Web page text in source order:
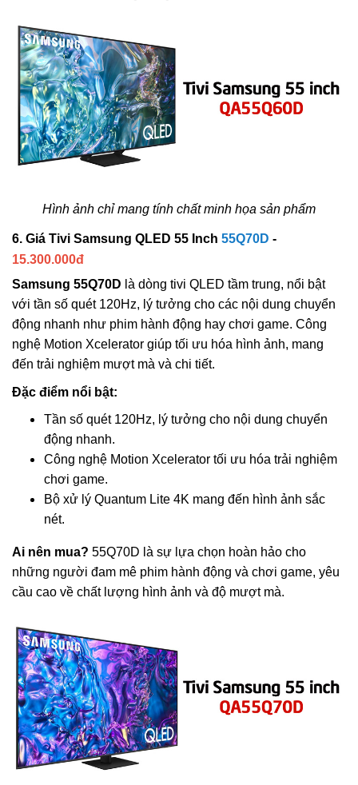
Hình ảnh chỉ mang tính chất minh họa sản phẩm
6. Giá Tivi Samsung QLED 55 Inch 55Q70D -
15.300.000đ
Samsung 55Q70D là dòng tivi QLED tầm trung, nổi bật
với tần số quét 120Hz, lý tưởng cho các nội dung chuyển
động nhanh như phim hành động hay chơi game. Công
nghệ Motion Xcelerator giúp tối ưu hóa hình ảnh, mang
đến trải nghiệm mượt mà và chi tiết.
Đặc điểm nổi bật:
Tần số quét 120Hz, lý tưởng cho nội dung chuyển
động nhanh.
Công nghệ Motion Xcelerator tối ưu hóa trải nghiệm
chơi game.
Bộ xử lý Quantum Lite 4K mang đến hình ảnh sắc
nét.
Ai nên mua? 55Q70D là sự lựa chọn hoàn hảo cho
những người đam mê phim hành động và chơi game, yêu
cầu cao về chất lượng hình ảnh và độ mượt mà.